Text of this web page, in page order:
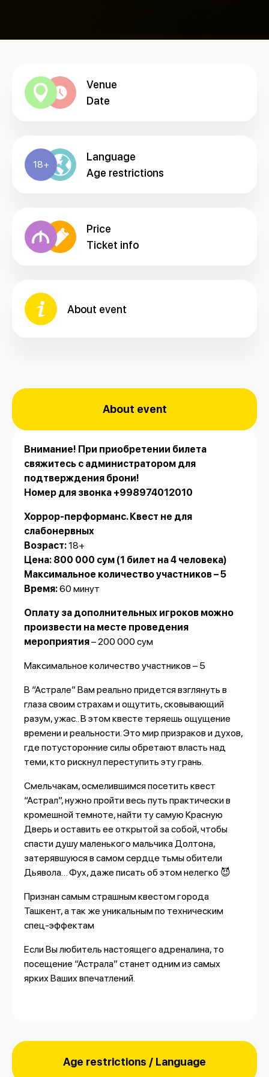
Venue
Date
18+
Language
Age restrictions
Price
Ticket info
About event
About event
Внимание! При приобретении билета
свяжитесь с администратором для
подтверждения брони!
Номер для звонка +998974012010
Хоррор-перформанс. Квест не для
слабонервных
Возраст:18+
Цена: 800 000 сум (1 билет на 4 человека)
Максимальное количество участников – 5
Время:60 минут
Оплату за дополнительных игроков можно
произвести на месте проведения
мероприятия– 200 000 сум
Максимальное количество участников – 5
В “Астрале” Вам реально придется взглянуть в
глаза своим страхам и ощутить, сковывающий
разум, ужас.. В этом квесте теряешь ощущение
времени и реальности. Это мир призраков и духов,
где потусторонние силы обретают власть над
теми, кто рискнул переступить эту грань.
Смельчакам, осмелившимся посетить квест
“Астрал”, нужно пройти весь путь практически в
кромешной темноте, найти ту самую Красную
Дверь и оставить ее открытой за собой, чтобы
спасти душу маленького мальчика Долтона,
затерявшуюся в самом сердце тьмы обители
Дьявола… Фух, даже писать об этом нелегко 😈
Признан самым страшным квестом города
Ташкент, а так же уникальным по техническим
спец-эффектам
Если Вы любитель настоящего адреналина, то
посещение “Астрала” станет одним из самых
ярких Ваших впечатлений.
Age restrictions / Language